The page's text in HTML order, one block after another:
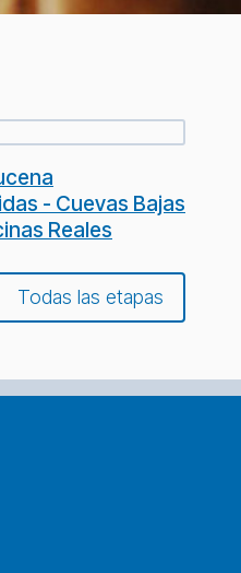
- Cuevas Bajas
Reales
Todas las etapas